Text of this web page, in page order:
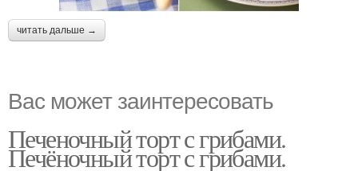
читать дальше →
Вас может заинтересовать
Печеночный торт с грибами.
Печёночный торт с грибами.